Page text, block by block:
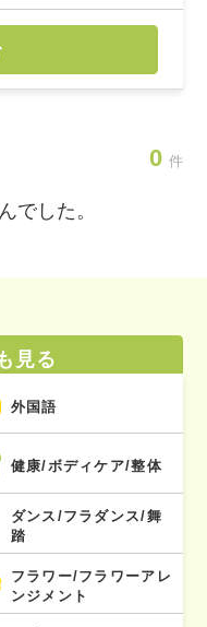
0 件
でした。
見る
外国語
健康/ボディケア/整体
ダンス/フラダンス/舞
踏
フラワー/フラワーアレ
ンジメント